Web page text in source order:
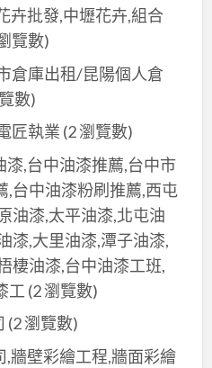
卉批發,中壢花卉,組合
覽數)
倉庫出租/昆陽個人倉
數)
匠執業 (2 瀏覽數)
漆,台中油漆推薦,台中市
,台中油漆粉刷推薦,西屯
油漆,太平油漆,北屯油
漆,大里油漆,潭子油漆,
棲油漆,台中油漆工班,
工 (2 瀏覽數)
(2 瀏覽數)
,牆壁彩繪工程,牆面彩繪